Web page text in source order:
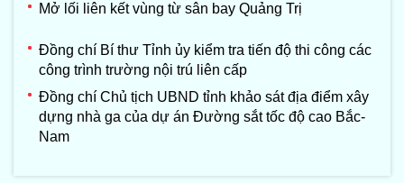
Mở lối liên kết vùng từ sân bay Quảng Trị
Đồng chí Bí thư Tỉnh ủy kiểm tra tiến độ thi công các
công trình trường nội trú liên cấp
Đồng chí Chủ tịch UBND tỉnh khảo sát địa điểm xây
dựng nhà ga của dự án Đường sắt tốc độ cao Bắc-
Nam